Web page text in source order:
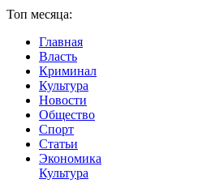
Топ месяца:
Главная
Власть
Криминал
Культура
Новости
Общество
Спорт
Статьи
Экономика
Культура